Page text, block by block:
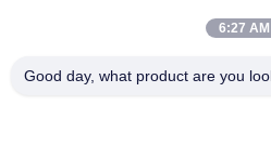
0086-158-1879-0524
6:27 AM
Good day, what product are you